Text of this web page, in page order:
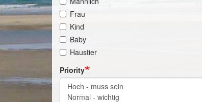
Frau
Kind
Baby
Haustier
Priority